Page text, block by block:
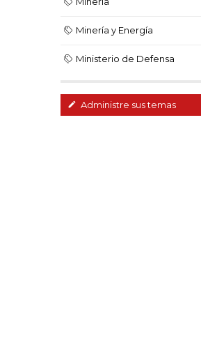
Minería y Energía
Ministerio de Defensa
Administre sus temas